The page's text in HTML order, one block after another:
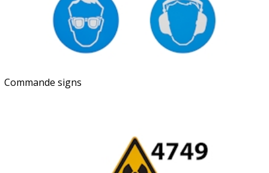
Commande signs